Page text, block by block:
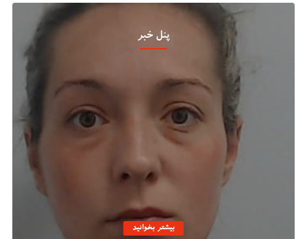
پنل خبر
بیشتر بخوانید